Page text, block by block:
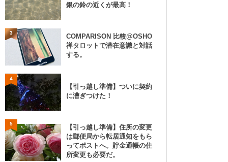
銀の鈴の近くが最高！
3
COMPARISON 比較@OSHO
禅タロットで潜在意識と対話
する。
4
【引っ越し準備】ついに契約
に漕ぎつけた！
5
【引っ越し準備】住所の変更
は郵便局から転居通知をもら
ってポストへ。貯金通帳の住
所変更も必要だ。